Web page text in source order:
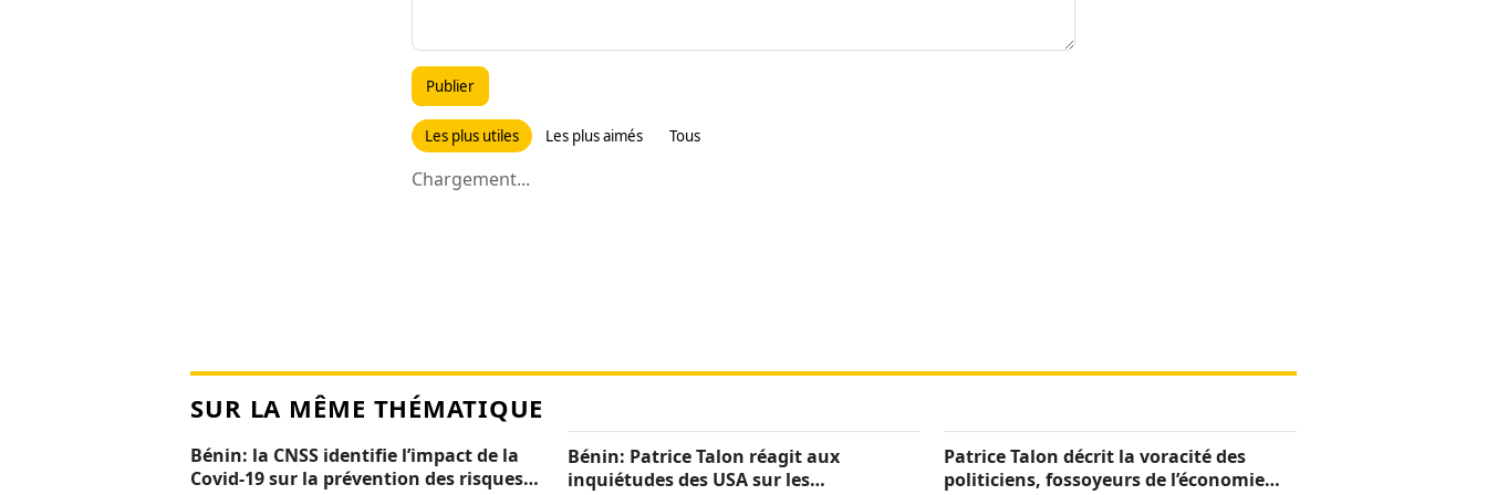
Publier
Les plus utiles Les plus aimés Tous
Chargement...
SUR LA MÊME THÉMATIQUE
Bénin: la CNSS identifie l’impact de la
Covid-19 sur la prévention des risques
Bénin: Patrice Talon réagit aux
inquiétudes des USA sur les
Patrice Talon décrit la voracité des
politiciens, fossoyeurs de l’économie